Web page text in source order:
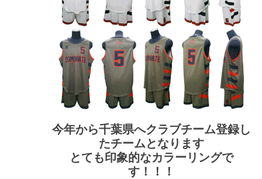
今年から千葉県へクラブチーム登録し
たチームとなります
とても印象的なカラーリングで
す！！！